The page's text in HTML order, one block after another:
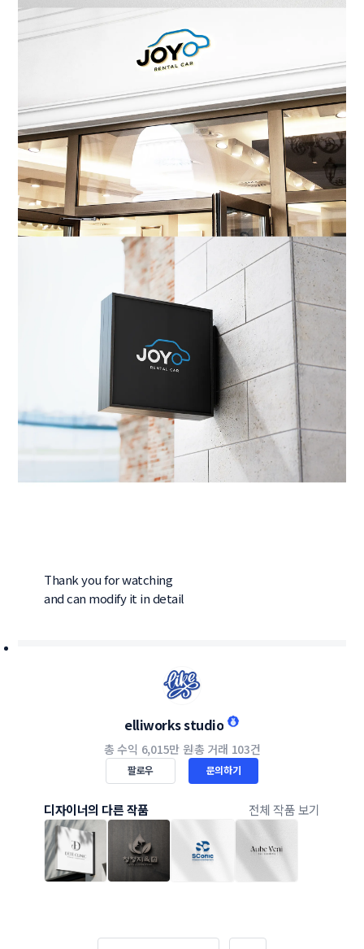
Thank you for watching
and can modify it in detail
elliworks studio
총 수익 6,015만 원총 거래 103건
팔로우 문의하기
디자이너의 다른 작품 전체 작품 보기